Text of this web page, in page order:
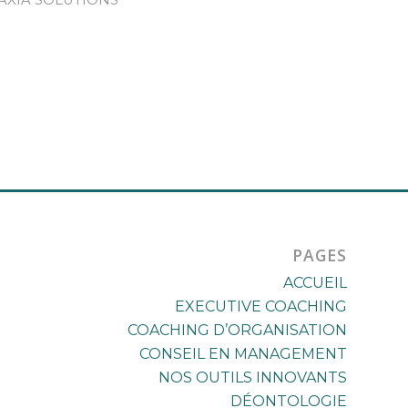
PAGES
ACCUEIL
EXECUTIVE COACHING
COACHING D’ORGANISATION
CONSEIL EN MANAGEMENT
NOS OUTILS INNOVANTS
DÉONTOLOGIE